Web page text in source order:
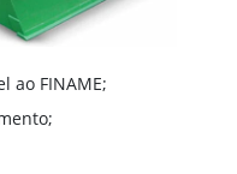
ao FINAME;